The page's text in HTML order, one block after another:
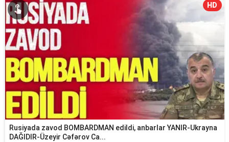
HD
Rusiyada zavod BOMBARDMAN edildi, anbarlar YANIR-Ukrayna
DAĞIDIR-Üzeyir Cəfərov Ca...